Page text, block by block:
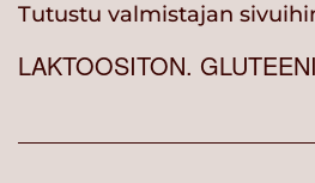
Tutustu valmistajan
LAKTOOSITON.